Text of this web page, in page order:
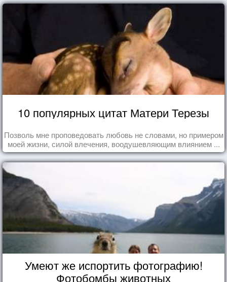
10 популярных цитат Матери Терезы
Позволь мне проповедовать любовь не словами, но примером
моей жизни, силой влечения, воодушевляющим влиянием ...
Умеют же испортить фотографию!
Фотобомбы животных